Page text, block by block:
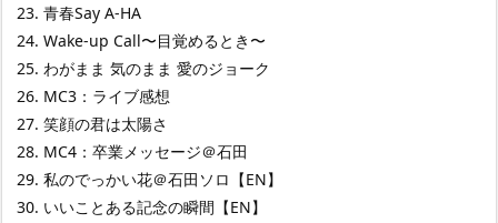
青春Say A‐HA
Wake‐up Call〜目覚めるとき〜
わがまま 気のまま 愛のジョーク
MC3：ライブ感想
笑顔の君は太陽さ
MC4：卒業メッセージ＠石田
私のでっかい花＠石田ソロ【EN】
いいことある記念の瞬間【EN】